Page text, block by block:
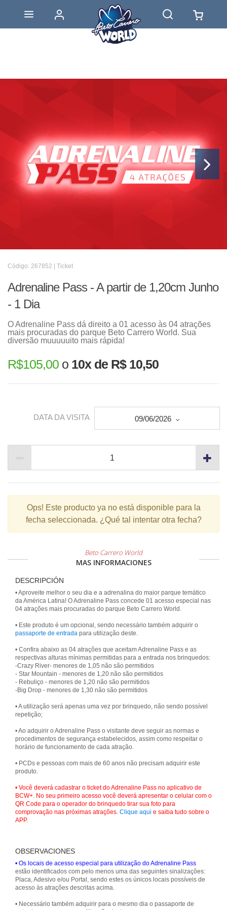
Código: 267852 | Ticket
Adrenaline Pass - A partir de 1,20cm Junho
- 1 Dia
O Adrenaline Pass dá direito a 01 acesso às 04 atrações
mais procuradas do parque Beto Carrero World. Sua
diversão muuuuuito mais rápida!
R$105,00 o 10x de R$ 10,50
DATA DA VISITA 09/06/2026
Ops! Este producto ya no está disponible para la
fecha seleccionada. ¿Qué tal intentar otra fecha?
Beto Carrero World
MAS INFORMACIONES
DESCRIPCIÓN
• Aproveite melhor o seu dia e a adrenalina do maior parque temático
da América Latina! O Adrenaline Pass concede 01 acesso especial nas
04 atrações mais procuradas do parque Beto Carrero World.
• Este produto é um opcional, sendo necessário também adquirir o
passaporte de entrada para utilização deste.
• Confira abaixo as 04 atrações que aceitam Adrenaline Pass e as
respectivas alturas mínimas permitidas para a entrada nos brinquedos:
-Crazy River- menores de 1,05 não são permitidos
- Star Mountain - menores de 1,20 não são permitidos
- Rebuliço - menores de 1,20 não são permitidos
-Big Drop - menores de 1,30 não são permitidos
• A utilização será apenas uma vez por brinquedo, não sendo possível
repetição;
• Ao adquirir o Adrenaline Pass o visitante deve seguir as normas e
procedimentos de segurança estabelecidos, assim como respeitar o
horário de funcionamento de cada atração.
• PCDs e pessoas com mais de 60 anos não precisam adquirir este
produto.
• Você deverá cadastrar o ticket do Adrenaline Pass no aplicativo de
BCW+. No seu primeiro acesso você deverá apresentar o celular com o
QR Code para o operador do brinquedo tirar sua foto para
comprovação nas próximas atrações. Clique aqui e saiba tudo sobre o
APP.
OBSERVACIONES
• Os locais de acesso especial para utilização do Adrenaline Pass
estão identificados com pelo menos uma das seguintes sinalizações:
Placa, Adesivo e/ou Portal, sendo estes os únicos locais possíveis de
acesso às atrações descritas acima.
• Necessário também adquirir para o mesmo dia o passaporte de